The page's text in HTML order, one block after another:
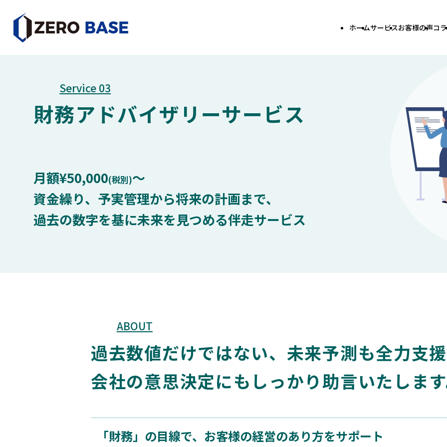
ホームサービスお客様の声コ
Service 03
財務アドバイザリーサービス
月額¥50,000(税別)〜
資金繰り、予実管理から将来の計画まで、
過去の数字を基に未来を見つめる伴走サービス
ABOUT
過去数値だけではない、未来予測も全力支
会社の意思決定にもしっかり助言いたしま
「財務」の目線で、お客様の経営のあり方をサポート